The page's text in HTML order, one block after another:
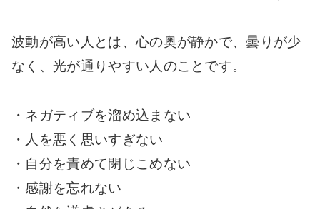
波動が高い人とは、心の奥が静かで、曇りが少
なく、光が通りやすい人のことです。
・ネガティブを溜め込まない
・人を悪く思いすぎない
・自分を責めて閉じこめない
・感謝を忘れない